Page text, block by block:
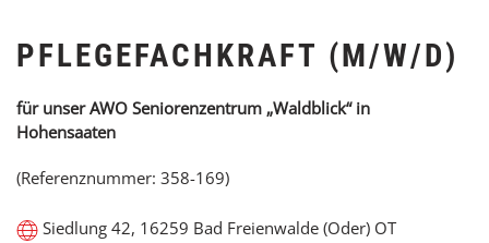
PFLEGEFACHKRAFT (M/W/D)
für unser AWO Seniorenzentrum „Waldblick“ in
Hohensaaten
(Referenznummer: 358-169)
Siedlung 42, 16259 Bad Freienwalde (Oder) OT